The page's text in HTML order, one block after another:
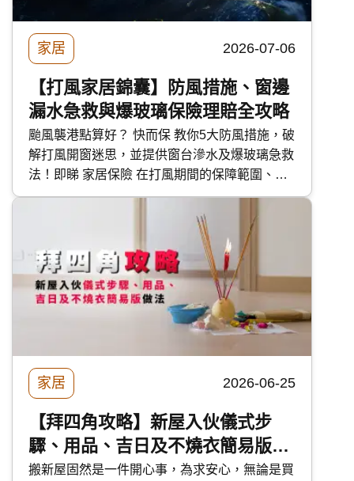
家居 2026-07-06
【打風家居錦囊】防風措施、窗邊
漏水急救與爆玻璃保險理賠全攻略
颱風襲港點算好？ 快而保 教你5大防風措施，破
解打風開窗迷思，並提供窗台滲水及爆玻璃急救
法！即睇 家居保險 在打風期間的保障範圍、漏
水賠償及第三者責任，助你安心度過風季。
家居 2026-06-25
【拜四角攻略】新屋入伙儀式步
驟、用品、吉日及不燒衣簡易版做
法
搬新屋固然是一件開心事，為求安心，無論是買